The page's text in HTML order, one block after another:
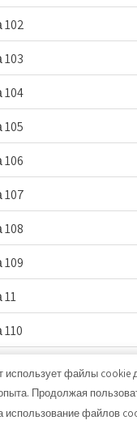
использует файлы cookie
Продолжая
использование файлов